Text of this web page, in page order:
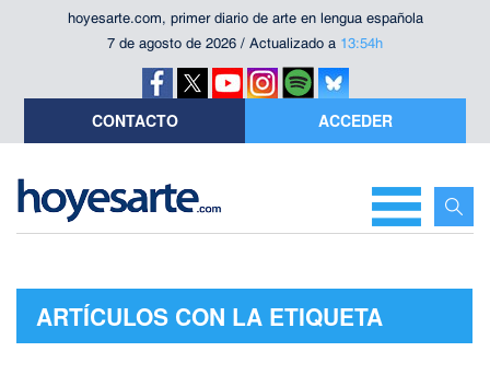
hoyesarte.com, primer diario de arte en lengua española
7 de agosto de 2026 / Actualizado a 13:54h
CONTACTO ACCEDER
ARTÍCULOS CON LA ETIQUETA